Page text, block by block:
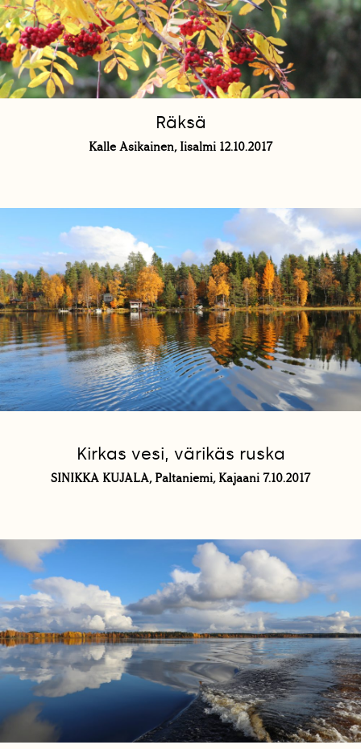
Räksä
Kalle Asikainen, Iisalmi 12.10.2017
Kirkas vesi, värikäs ruska
SINIKKA KUJALA, Paltaniemi, Kajaani 7.10.2017